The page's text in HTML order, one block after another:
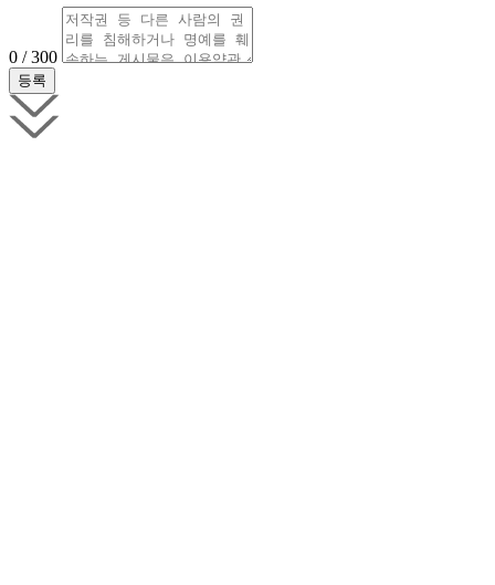
0 / 300